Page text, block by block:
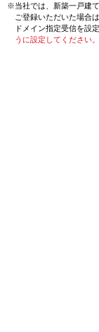
※当社では、新築一戸建
ご登録いただいた場合
ドメイン指定受信を設
うに設定してください。